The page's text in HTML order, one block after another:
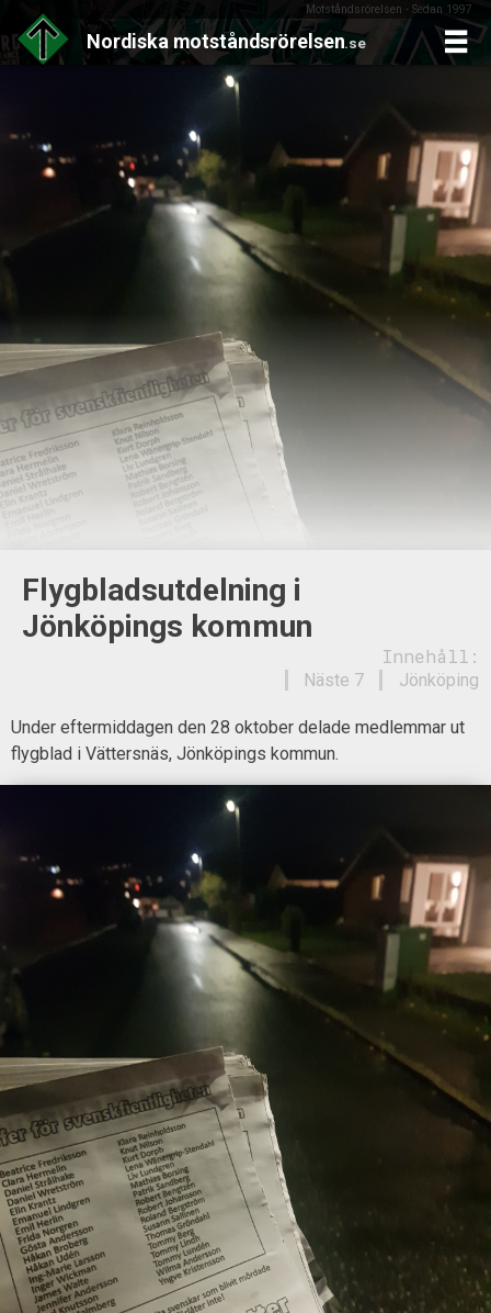
Motståndsrörelsen - Sedan 1997
Nordiska motståndsrörelsen.se
Flygbladsutdelning i
Jönköpings kommun
Innehåll:
Jönköping
Näste 7
Under eftermiddagen den 28 oktober delade medlemmar ut
flygblad i Vättersnäs, Jönköpings kommun.